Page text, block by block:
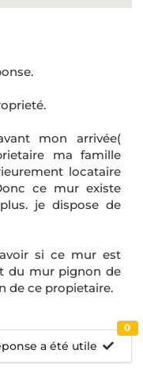
mon arrivée(
ma famille
locataire
ce mur existe
je dispose de
si ce mur est
du mur pignon de
de ce propietaire.
a été utile
0